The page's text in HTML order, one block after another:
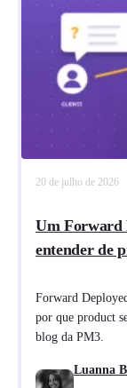
20 de julho de 2026
Um Forward
entender de
Forward
por que product
blog da PM3.
Luanna